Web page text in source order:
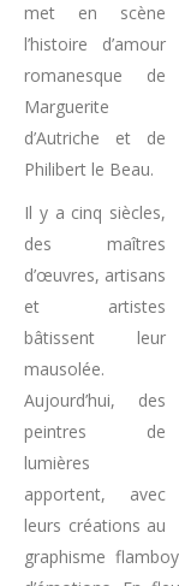
met en scène
l’histoire d’amour
romanesque de
Marguerite
d’Autriche et de
Philibert le Beau.
Il y a cinq siècles,
des maîtres
d’œuvres, artisans
et artistes
bâtissent leur
mausolée.
Aujourd’hui, des
peintres de
lumières
apportent, avec
leurs créations au
graphisme